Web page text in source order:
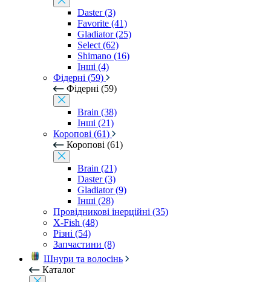
Daster (3)
Favorite (41)
Gladiator (25)
Select (62)
Shimano (16)
Інші (4)
Фідерні (59)
Фідерні (59)
Brain (38)
Інші (21)
Коропові (61)
Коропові (61)
Brain (21)
Daster (3)
Gladiator (9)
Інші (28)
Провідникові інерційні (35)
X-Fish (48)
Різні (54)
Запчастини (8)
Шнури та волосінь
Каталог